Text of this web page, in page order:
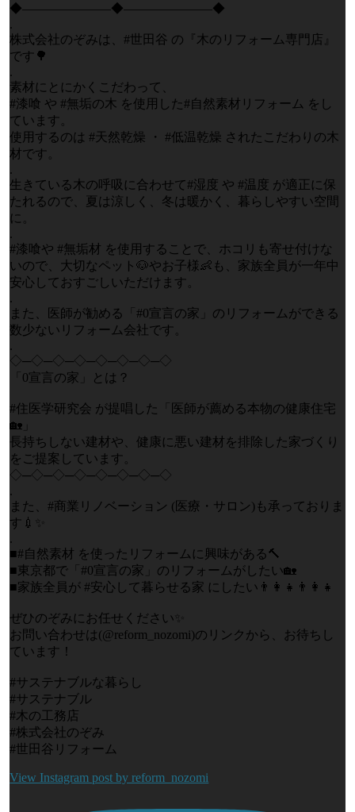
◆―――――――◆―――――――◆
.
株式会社のぞみは、#世田谷 の『木のリフォーム専門店』
です🌳
.
素材にとにかくこだわって、
#漆喰 や #無垢の木 を使用した#自然素材リフォーム をし
ています。
使用するのは #天然乾燥 ・ #低温乾燥 されたこだわりの木
材です。
.
生きている木の呼吸に合わせて#湿度 や #温度 が適正に保
たれるので、夏は涼しく、冬は暖かく、暮らしやすい空間
に。
.
#漆喰や #無垢材 を使用することで、ホコリも寄せ付けな
いので、大切なペット🐶やお子様👶も、家族全員が一年中
安心しておすごしいただけます。
.
また、医師が勧める「#0宣言の家」のリフォームができる
数少ないリフォーム会社です。
.
◇─◇─◇─◇─◇─◇─◇─◇
「0宣言の家」とは？
#住医学研究会 が提唱した「医師が薦める本物の健康住宅
🏡」
長持ちしない建材や、健康に悪い建材を排除した家づくり
をご提案しています。
◇─◇─◇─◇─◇─◇─◇─◇
.
また、#商業リノベーション (医療・サロン)も承っておりま
す💉✨
.
■#自然素材 を使ったリフォームに興味がある🔨
■東京都で「#0宣言の家」のリフォームがしたい🏡
■家族全員が #安心して暮らせる家 にしたい👨‍👩‍👧👨‍👩‍👧
ぜひのぞみにお任せください✨
お問い合わせは(@reform_nozomi)のリンクから、お待ちし
ています！
#サステナブルな暮らし
#サステナブル
#木の工務店
#株式会社のぞみ
#世田谷リフォーム
View Instagram post by reform_nozomi